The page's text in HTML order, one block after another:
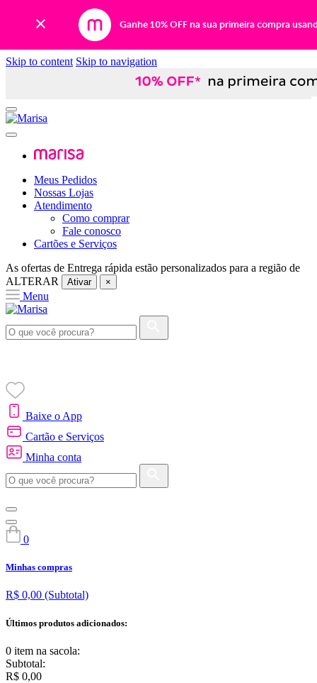
Ganhe 10% OFF na sua primeira compra
Skip to content Skip to navigation
Meus Pedidos
Nossas Lojas
Atendimento
Como comprar
Fale conosco
Cartões e Serviços
As ofertas de Entrega rápida estão personalizados para a região de
ALTERAR
Ativar ×
Menu
Baixe o App
Cartão e Serviços
Minha conta
0
Minhas compras
R$ 0,00 (Subtotal)
Últimos produtos adicionados:
0 item na sacola:
Subtotal:
R$ 0,00